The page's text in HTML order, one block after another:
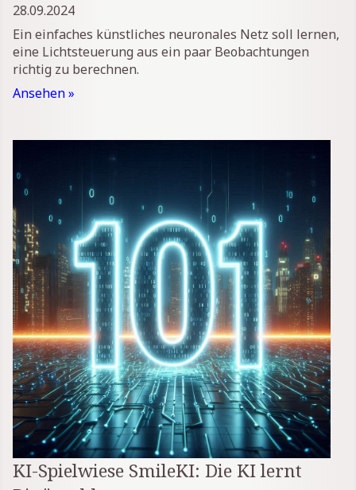
28.09.2024
Ein einfaches künstliches neuronales Netz soll lernen,
eine Lichtsteuerung aus ein paar Beobachtungen
richtig zu berechnen.
Ansehen »
KI-Spielwiese SmileKI: Die KI lernt